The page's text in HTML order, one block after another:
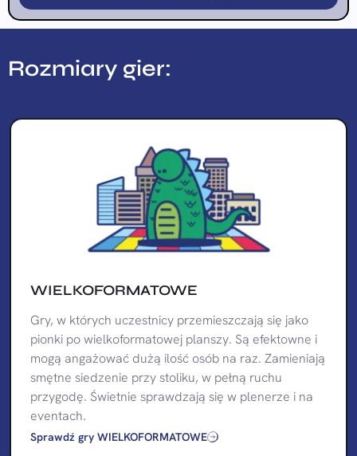
Rozmiary gier:
WIELKOFORMATOWE
Gry, w których uczestnicy przemieszczają się jako
pionki po wielkoformatowej planszy. Są efektowne i
mogą angażować dużą ilość osób na raz. Zamieniają
smętne siedzenie przy stoliku, w pełną ruchu
przygodę. Świetnie sprawdzają się w plenerze i na
eventach.
Sprawdź gry WIELKOFORMATOWE